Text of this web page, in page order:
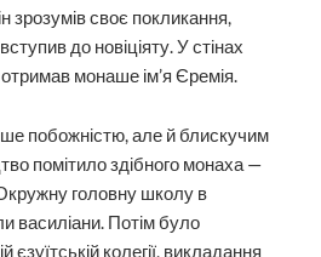
зрозумів своє покликання,
до новіціяту. У стінах
монаше ім’я Єремія.
побожністю, але й блискучим
помітило здібного монаха —
головну школу в
василіани. Потім було
єзуїтській колегії, викладання